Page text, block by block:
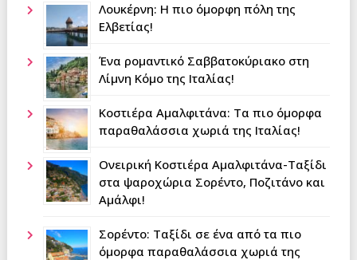
Λουκέρνη: Η πιο όμορφη πόλη της
Ελβετίας!
Ένα ρομαντικό Σαββατοκύριακο στη
Λίμνη Κόμο της Ιταλίας!
Κοστιέρα Αμαλφιτάνα: Τα πιο όμορφα
παραθαλάσσια χωριά της Ιταλίας!
Ονειρική Κοστιέρα Αμαλφιτάνα-Ταξίδι
στα ψαροχώρια Σορέντο, Ποζιτάνο και
Αμάλφι!
Σορέντο: Ταξίδι σε ένα από τα πιο
όμορφα παραθαλάσσια χωριά της